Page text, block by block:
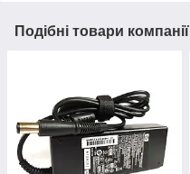
Подібні товари компанії